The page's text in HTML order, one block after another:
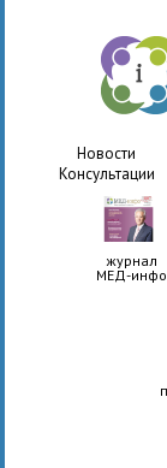
Новости
Консультации
журнал
МЕД-инфо